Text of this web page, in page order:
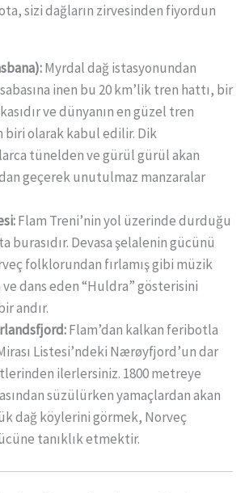
sizi dağların zirvesinden fiyordun
Myrdal dağ istasyonundan
inen bu 20 km’lik tren hattı, bir
ve dünyanın en güzel tren
biri olarak kabul edilir. Dik
tünelden ve gürül gürül akan
geçerek unutulmaz manzaralar
Flam Treni’nin yol üzerinde durduğu
burasıdır. Devasa şelalenin gücünü
folklorundan fırlamış gibi müzik
dans eden “Huldra” gösterisini
andır.
Flam’dan kalkan feribotla
Listesi’ndeki Nærøyfjord’un dar
ilerlersiniz. 1800 metreye
süzülürken yamaçlardan akan
dağ köylerini görmek, Norveç
tanıklık etmektir.